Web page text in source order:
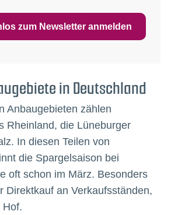
zum Newsletter anmelden
in Deutschland
Anbaugebieten zählen
Rheinland, die Lüneburger
In diesen Teilen von
die Spargelsaison bei
oft schon im März. Besonders
Direktkauf an Verkaufsständen,
Hof.